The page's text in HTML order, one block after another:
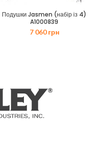
Подушки Jasmen (набір із 4)
A1000839
7 060грн